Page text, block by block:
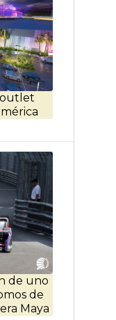
outlet
de uno
de
Maya